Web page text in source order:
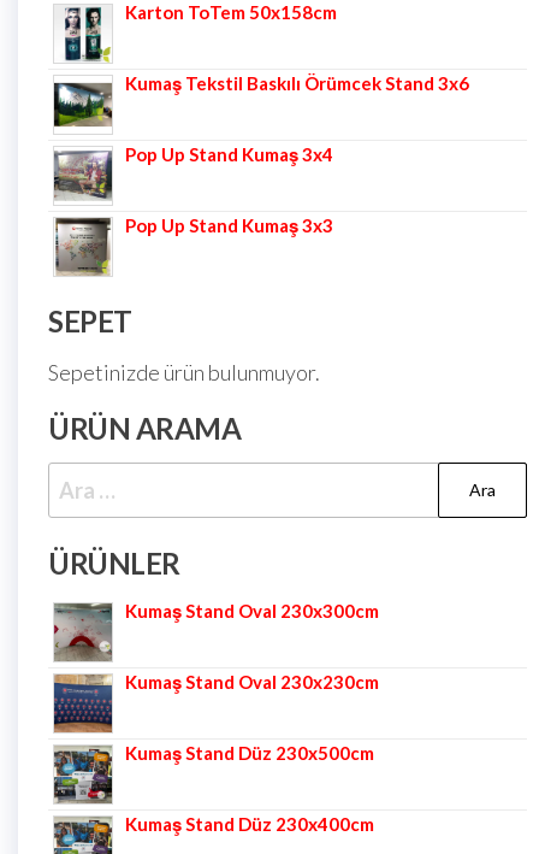
Karton ToTem 50x158cm
Kumaş Tekstil Baskılı Örümcek Stand 3x6
Pop Up Stand Kumaş 3x4
Pop Up Stand Kumaş 3x3
SEPET
Sepetinizde ürün bulunmuyor.
ÜRÜN ARAMA
ÜRÜNLER
Kumaş Stand Oval 230x300cm
Kumaş Stand Oval 230x230cm
Kumaş Stand Düz 230x500cm
Kumaş Stand Düz 230x400cm